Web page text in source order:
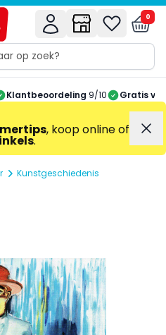
0
Klantbeoordeling 9/10 Gratis
, koop online of
.
Kunstgeschiedenis